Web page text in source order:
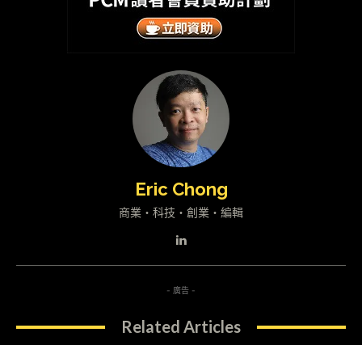
Eric Chong
商業・科技・創業・編輯
- 廣告 -
Related Articles